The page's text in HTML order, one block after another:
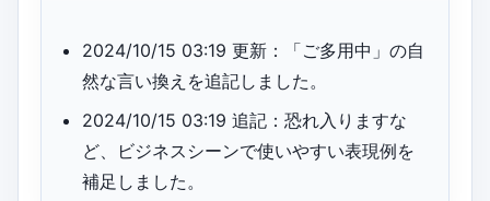
2024/10/15 03:19 更新：「ご多用中」の自
然な言い換えを追記しました。
2024/10/15 03:19 追記：恐れ入りますな
ど、ビジネスシーンで使いやすい表現例を
補足しました。